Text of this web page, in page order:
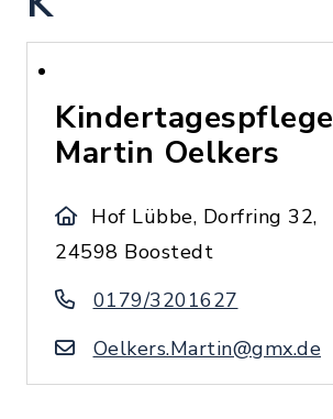
Kindertagespflege
Martin Oelkers
Hof Lübbe, Dorfring 32,
24598 Boostedt
0179/3201627
Oelkers.Martin@gmx.de